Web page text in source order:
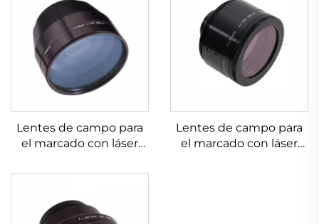
Lentes de campo para
el marcado con láser
Lentes de campo para
el marcado con láser